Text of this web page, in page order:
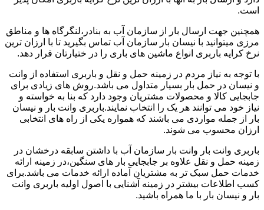
است.
همچنین جهت ارسال بار از سازمان آب به بنادر،لنگرگاه ها و مناطق
مرزی میتوانید با نیسان بار سازمان آب تماس بگیرید تا با ارزان ترین
نرخ کرایه باربری انواع ماشین های باری را در ختیارتان قرار دهد.
با توجه به نیاز مردم در زمینه حمل و نقل و باربری استفاده از وانت
و نیسان در حمل بار بسیار متداول می باشد.روش های زیادی برای
جابجایی کالا و محصولات مشتریان وجود دارد که بنا به خواسته و
نیاز خود می توانند هر یک را انتخاب نمایند.باربری وانت بار و نیسان
بار از جمله مواردی می باشند که همواره یکی از راه های انتخابی
ارزان محسوب می شوند.
باربری وانت بار وانت بار سازمان آب با داشتن سابقه درخشان در
زمینه حمل و نقل علاوه بر جابجایی بار های سنگین،در زمینه ارائه
خدمات حمل سبک تر به مشتریان آماده ارائه خدمات می باشد.برای
کسب اطلاعات بیشتر در زمینه آشنایی با اصول اولیه باربری وانت
بار و نیسان بار با ما همراه باشید.